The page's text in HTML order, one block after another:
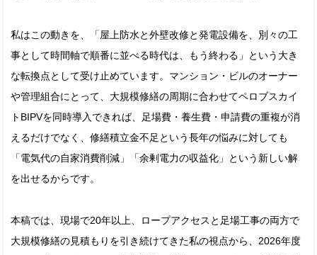
私はこの動きを、「屋上防水と外壁改修と発電設備を、別々の工
事として時間軸で順番に並べる時代は、もう終わる」という大き
な転換点として受け止めています。マンション・ビルのオーナー
や管理組合にとって、大規模修繕の周期に合わせてペロブスカイ
トBIPVを同時導入できれば、足場費・養生費・申請費の重複が消
えるだけでなく、修繕積立金不足という長年の悩みに対しても
「電気代の自家消費削減」「余剰電力の収益化」という新しい解
を出せるからです。
本稿では、現場で20年以上、ロープアクセスと足場工事の両方で
大規模修繕の見積もりを引き続けてきた私の視点から、2026年度